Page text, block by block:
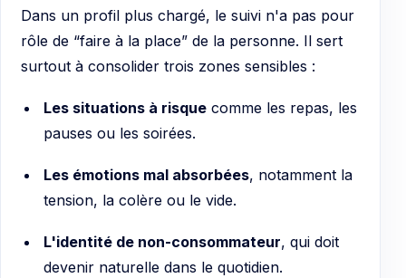
Dans un profil plus chargé, le suivi n'a pas pour
rôle de “faire à la place” de la personne. Il sert
surtout à consolider trois zones sensibles :
Les situations à risquecomme les repas, les
pauses ou les soirées.
Les émotions mal absorbées, notamment la
tension, la colère ou le vide.
L'identité de non-consommateur, qui doit
devenir naturelle dans le quotidien.